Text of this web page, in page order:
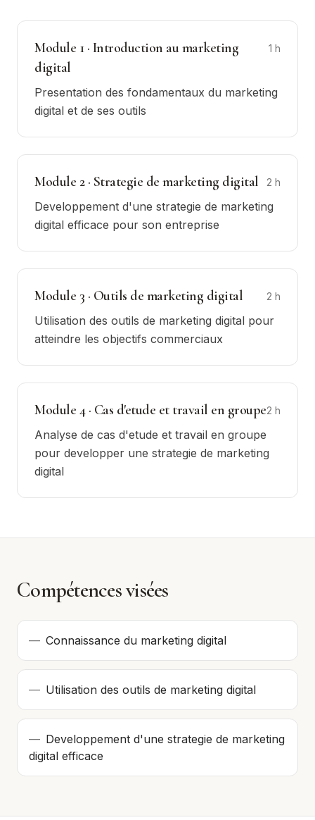
Module 1· Introduction au marketing
digital
1 h
Presentation des fondamentaux du marketing
digital et de ses outils
Module 2· Strategie de marketing digital 2 h
Developpement d'une strategie de marketing
digital efficace pour son entreprise
Module 3 · Outils de marketing digital 2 h
Utilisation des outils de marketing digital pour
atteindre les objectifs commerciaux
Module 4· Cas d'etude et travail en groupe2 h
Analyse de cas d'etude et travail en groupe
pour developper une strategie de marketing
digital
Compétences visées
— Connaissance du marketing digital
— Utilisation des outils de marketing digital
— Developpement d'une strategie de marketing
digital efficace